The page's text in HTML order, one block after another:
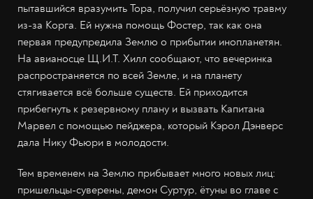
пытавшийся вразумить Тора, получил серьёзную травму
из-за Корга. Ей нужна помощь Фостер, так как она
первая предупредила Землю о прибытии инопланетян.
На авианосце Щ.И.Т. Хилл сообщают, что вечеринка
распространяется по всей Земле, и на планету
стягивается всё больше существ. Ей приходится
прибегнуть к резервному плану и вызвать Капитана
Марвел с помощью пейджера, который Кэрол Дэнверс
дала Нику Фьюри в молодости.
Тем временем на Землю прибывает много новых лиц:
пришельцы-суверены, демон Суртур, ётуны во главе с